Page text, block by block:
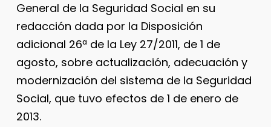
General de la Seguridad Social en su
redacción dada por la Disposición
adicional 26ª de la Ley 27/2011, de 1 de
agosto, sobre actualización, adecuación y
modernización del sistema de la Seguridad
Social, que tuvo efectos de 1 de enero de
2013.